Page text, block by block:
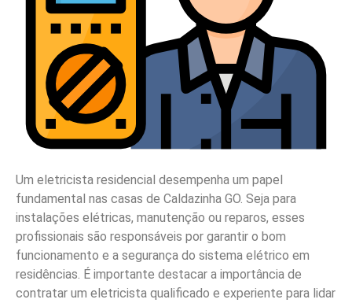
Um eletricista residencial desempenha um papel
fundamental nas casas de Caldazinha GO. Seja para
instalações elétricas, manutenção ou reparos, esses
profissionais são responsáveis por garantir o bom
funcionamento e a segurança do sistema elétrico em
residências. É importante destacar a importância de
contratar um eletricista qualificado e experiente para lidar